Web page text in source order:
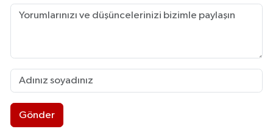
Gönder